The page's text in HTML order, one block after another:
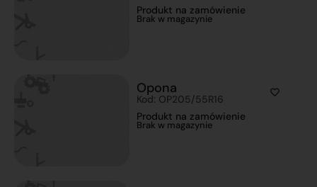
Produkt na zamówienie
Brak w magazynie
Opona
Kod: OP205/55R16
Produkt na zamówienie
Brak w magazynie